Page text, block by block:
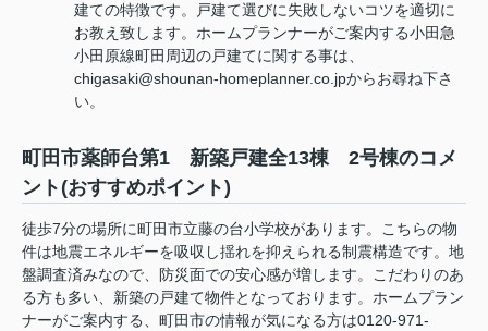
建ての特徴です。戸建て選びに失敗しないコツを適切に
お教え致します。ホームプランナーがご案内する小田急
小田原線町田周辺の戸建てに関する事は、
chigasaki@shounan-homeplanner.co.jpからお尋ね下さ
い。
町田市薬師台第1 新築戸建全13棟 2号棟のコメ
ント(おすすめポイント)
徒歩7分の場所に町田市立藤の台小学校があります。こちらの物
件は地震エネルギーを吸収し揺れを抑えられる制震構造です。地
盤調査済みなので、防災面での安心感が増します。こだわりのあ
る方も多い、新築の戸建て物件となっております。ホームプラン
ナーがご案内する、町田市の情報が気になる方は0120-971-